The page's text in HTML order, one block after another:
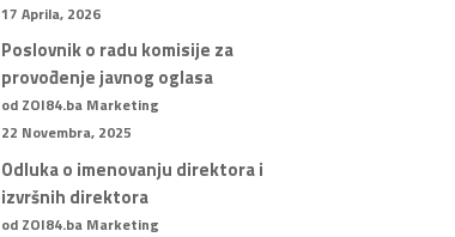
17 Aprila, 2026
Poslovnik o radu komisije za
provođenje javnog oglasa
od ZOI84.ba Marketing
22 Novembra, 2025
Odluka o imenovanju direktora i
izvršnih direktora
od ZOI84.ba Marketing